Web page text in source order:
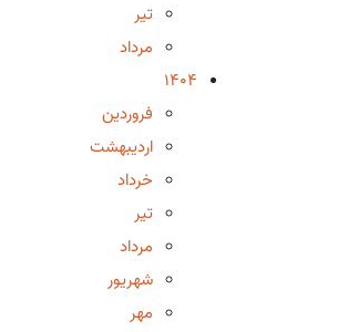
تیر
مرداد
1404
فروردین
اردیبهشت
خرداد
تیر
مرداد
شهریور
مهر